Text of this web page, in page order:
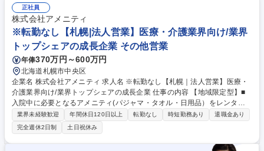
化社会において成長が見込める産業です。 また、病院や介護施設の業務軽
減に貢献する事で、患者様、利用者様へのサービス向上に直結する為、大
変やりがいのあるお仕事です。 ★2007年の設立以来、従業員数2,600名を
超える企業に成長した優良企業！ 募集職種 ※転勤なし【京都｜法人営
業】医療・介護業界向け/業界トップシェアの成長企業
正社員
株式会社アメニティ
※転勤なし【札幌|法人営業】医療・介護業界向け/業界
トップシェアの成長企業 その他営業
年俸370万円～600万円
北海道札幌市中央区
企業名 株式会社アメニティ 求人名 ※転勤なし【札幌｜法人営業】医療・
介護業界向け/業界トップシェアの成長企業 仕事の内容 【地域限定型】■
入院中に必要となるアメニティ(パジャマ・タオル・日用品）をレンタル
するアメニティサポートシステムを提供している当社にて、病院・介護施
設向けの提案営業をお任せ致します。 アメニティのレンタルサービスの提
案だけでなく、人材派遣・紹介等幅広く事業展開しているため、多角的に
提案ができることもポイントの一つです。社会貢献性も高く、今後の高齢
業界未経験歓迎 年間休日120日以上 転勤なし 時短勤務あり
退職金あり
完全週休2日制
土日祝休み